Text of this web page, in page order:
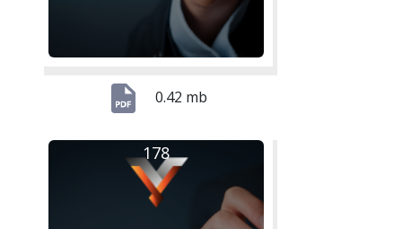
0.42 mb
178